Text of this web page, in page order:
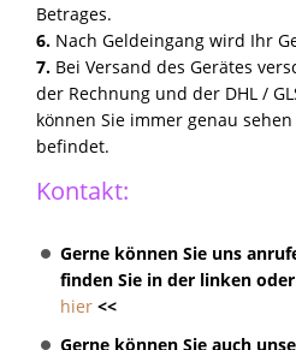
Betrages.
6. Nach Geldeingang wird Ihr
7. Bei Versand des Gerätes
der Rechnung und der DHL /
können Sie immer genau
befindet.
Kontakt:
Gerne können Sie uns
finden Sie in der linken
hier <<
Gerne können Sie auch